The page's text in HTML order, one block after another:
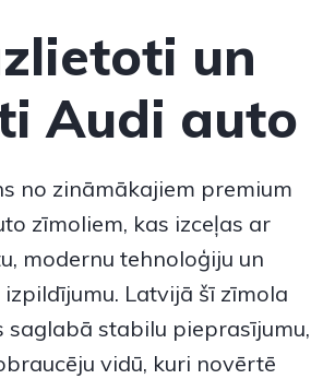
un
Audi auto
no zināmākajiem premium
zīmoliem, kas izceļas ar
modernu tehnoloģiju un
Latvijā šī zīmola
saglabā stabilu pieprasījumu,
vidū, kuri novērtē